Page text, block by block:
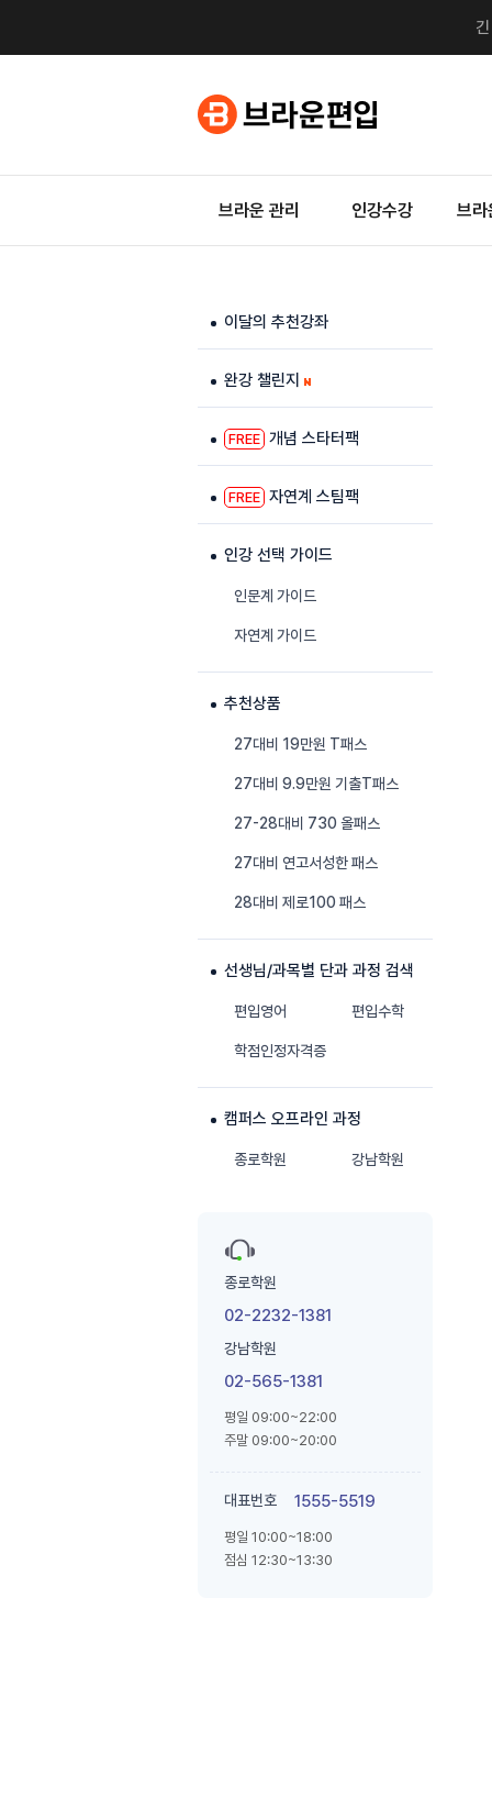
브라운 관리 인강수강 브라
이달의 추천강좌
완강 챌린지
FREE 개념 스타터팩
FREE 자연계 스팀팩
인강 선택 가이드
인문계 가이드
자연계 가이드
추천상품
27대비 19만원 T패스
27대비 9.9만원 기출T패스
27-28대비 730 올패스
27대비 연고서성한 패스
28대비 제로100 패스
선생님/과목별 단과 과정 검색
편입영어 편입수학
학점인정자격증
캠퍼스 오프라인 과정
종로학원 강남학원
종로학원
02-2232-1381
강남학원
02-565-1381
평일 09:00~22:00
주말 09:00~20:00
대표번호 1555-5519
평일 10:00~18:00
점심 12:30~13:30